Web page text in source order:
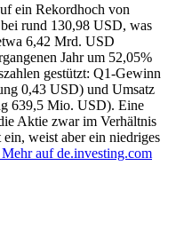
ein Rekordhoch von
rund 130,98 USD, was
6,42 Mrd. USD
Jahr um 52,05%
gestützt: Q1-Gewinn
0,43 USD) und Umsatz
639,5 Mio. USD). Eine
Aktie zwar im Verhältnis
weist aber ein niedriges
Mehr auf de.investing.com